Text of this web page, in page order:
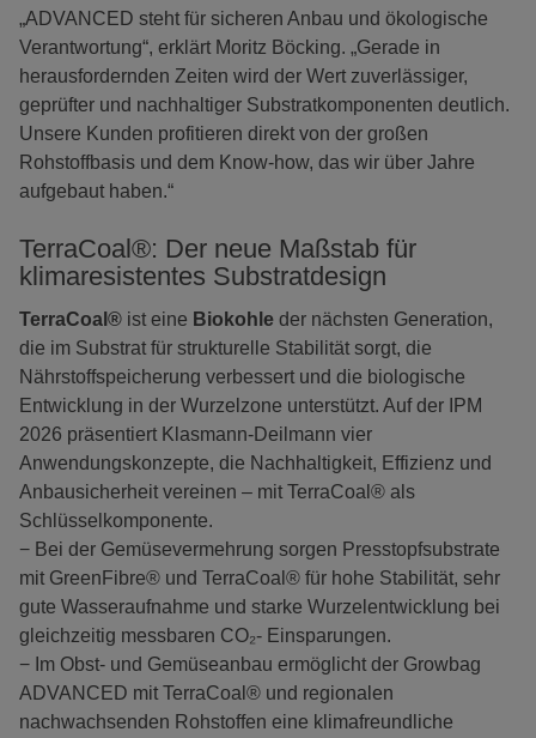
„ADVANCED steht für sicheren Anbau und ökologische
Verantwortung“, erklärt Moritz Böcking. „Gerade in
herausfordernden Zeiten wird der Wert zuverlässiger,
geprüfter und nachhaltiger Substratkomponenten deutlich.
Unsere Kunden profitieren direkt von der großen
Rohstoffbasis und dem Know-how, das wir über Jahre
aufgebaut haben.“
TerraCoal®: Der neue Maßstab für
klimaresistentes Substratdesign
TerraCoal® ist eine Biokohle der nächsten Generation,
die im Substrat für strukturelle Stabilität sorgt, die
Nährstoffspeicherung verbessert und die biologische
Entwicklung in der Wurzelzone unterstützt. Auf der IPM
2026 präsentiert Klasmann-Deilmann vier
Anwendungskonzepte, die Nachhaltigkeit, Effizienz und
Anbausicherheit vereinen – mit TerraCoal® als
Schlüsselkomponente.
− Bei der Gemüsevermehrung sorgen Presstopfsubstrate
mit GreenFibre® und TerraCoal® für hohe Stabilität, sehr
gute Wasseraufnahme und starke Wurzelentwicklung bei
gleichzeitig messbaren CO₂- Einsparungen.
− Im Obst- und Gemüseanbau ermöglicht der Growbag
ADVANCED mit TerraCoal® und regionalen
nachwachsenden Rohstoffen eine klimafreundliche